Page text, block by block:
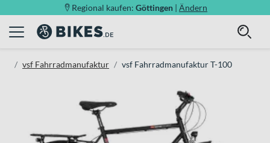
Regional kaufen: Göttingen | Ändern
vsf Fahrradmanufaktur vsf Fahrradmanufaktur T-100